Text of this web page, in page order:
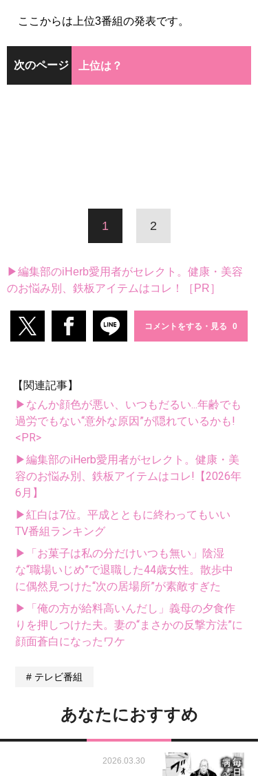
ここからは上位3番組の発表です。
次のページ 上位は？
1 2
▶編集部のiHerb愛用者がセレクト。健康・美容
のお悩み別、鉄板アイテムはコレ！［PR］
コメントをする・見る
【関連記事】
▶なんか顔色が悪い、いつもだるい...年齢でも
過労でもない“意外な原因”が隠れているかも!
<PR>
▶編集部のiHerb愛用者がセレクト。健康・美
容のお悩み別、鉄板アイテムはコレ!【2026年
6月】
▶紅白は7位。平成とともに終わってもいい
TV番組ランキング
▶「お菓子は私の分だけいつも無い」陰湿
な“職場いじめ”で退職した44歳女性。散歩中
に偶然見つけた“次の居場所”が素敵すぎた
▶「俺の方が給料高いんだし」義母の夕食作
りを押しつけた夫。妻の“まさかの反撃方法”に
顔面蒼白になったワケ
テレビ番組
あなたにおすすめ
2026.03.30